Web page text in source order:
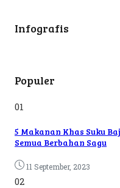
Infografis
Populer
01
5 Makanan Khas Suku
Semua Berbahan Sagu
11 September, 2023
02